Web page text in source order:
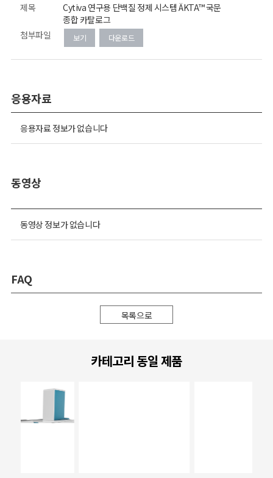
제목
Cytiva 연구용 단백질 정제 시스템 ÄKTA™ 국문
종합 카탈로그
첨부파일
보기 다운로드
응용자료
응용자료 정보가 없습니다
동영상
동영상 정보가 없습니다
FAQ
목록으로
카테고리 동일 제품